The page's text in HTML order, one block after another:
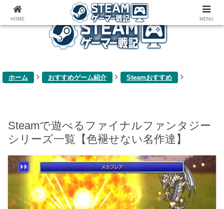
ゲーム関連雑記ブログ
ホーム おすすめゲーム紹介 Steamおすすめ
Steamで遊べるファイナルファンタジー
シリーズ一覧【色褪せない名作達】
HOME MENU